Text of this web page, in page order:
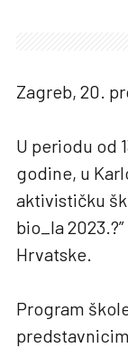
Zagreb, 20.
U periodu od
godine, u
aktivističku
bio_la
Hrvatske.
Program